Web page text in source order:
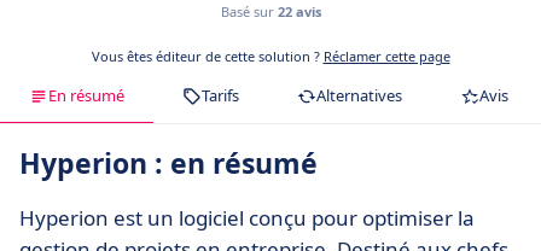
Basé sur 22 avis
Vous êtes éditeur de cette solution ? Réclamer cette page
En résumé Tarifs Alternatives Avis
Hyperion : en résumé
Hyperion est un logiciel conçu pour optimiser la